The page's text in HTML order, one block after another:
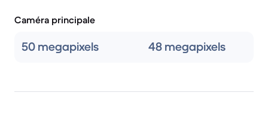
Caméra principale
50 megapixels 48 megapixels